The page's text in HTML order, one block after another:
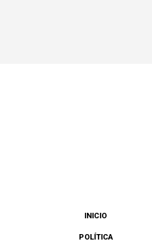
INICIO
POLÍTICA